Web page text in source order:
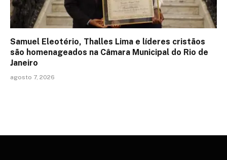
Samuel Eleotério, Thalles Lima e líderes cristãos
são homenageados na Câmara Municipal do Rio de
Janeiro
agosto 7, 2026